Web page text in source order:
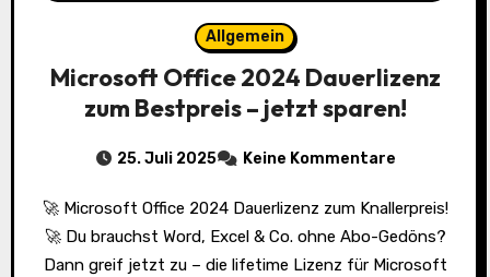
Allgemein
Microsoft Office 2024 Dauerlizenz
zum Bestpreis – jetzt sparen!
25. Juli 2025 Keine Kommentare
🚀 Microsoft Office 2024 Dauerlizenz zum Knallerpreis!
🚀 Du brauchst Word, Excel & Co. ohne Abo-Gedöns?
Dann greif jetzt zu – die lifetime Lizenz für Microsoft